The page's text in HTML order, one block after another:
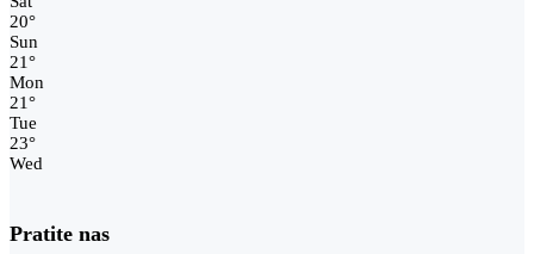
20°
Sun
21°
Mon
21°
Tue
23°
Wed
Pratite nas